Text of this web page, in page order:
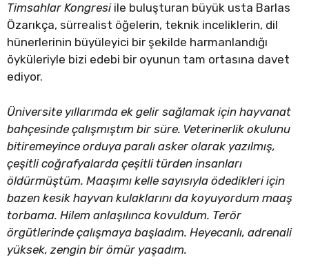
Timsahlar Kongresi ile buluşturan büyük usta Barlas
Özarıkça, sürrealist öğelerin, teknik inceliklerin, dil
hünerlerinin büyüleyici bir şekilde harmanlandığı
öyküleriyle bizi edebi bir oyunun tam ortasına davet
ediyor.
Üniversite yıllarımda ek gelir sağlamak için hayvanat
bahçesinde çalışmıştım bir süre. Veterinerlik okulunu
bitiremeyince orduya paralı asker olarak yazılmış,
çeşitli coğrafyalarda çeşitli türden insanları
öldürmüştüm. Maaşımı kelle sayısıyla ödedikleri için
bazen kesik hayvan kulaklarını da koyuyordum maaş
torbama. Hilem anlaşılınca kovuldum. Terör
örgütlerinde çalışmaya başladım. Heyecanlı, adrenali
yüksek, zengin bir ömür yaşadım.